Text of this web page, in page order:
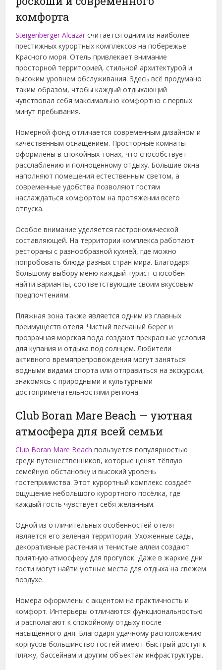
комфорта
Steigenberger Alcazar считается одним из наиболее
престижных курортных комплексов на побережье
Красного моря. Отель привлекает внимание
просторной территорией, стильной архитектурой и
высоким уровнем обслуживания. Здесь всё продумано
таким образом, чтобы каждый отдыхающий
чувствовал себя максимально комфортно с первых
минут пребывания.
Номерной фонд отличается современным дизайном и
качественным оснащением. Просторные комнаты
оформлены в спокойных тонах, что способствует
расслаблению и полноценному отдыху. Большие окна
наполняют помещения естественным светом, а
современные удобства позволяют гостям
наслаждаться комфортом на протяжении всего
отпуска.
Особое внимание уделяется гастрономической
составляющей. На территории комплекса работают
рестораны с разнообразной кухней, где можно
попробовать блюда разных стран мира. Благодаря
большому выбору меню каждый турист способен
найти варианты, соответствующие своим вкусовым
предпочтениям.
Пляжная зона также является одним из главных
преимуществ отеля. Чистый песчаный берег и
прозрачная морская вода создают прекрасные условия
для купания и отдыха под солнцем. Любители
активного времяпрепровождения могут заняться
водными видами спорта или отправиться на экскурсии,
знакомясь с природными и культурными
достопримечательностями региона.
Club Boran Mare Beach — уютная
атмосфера для всей семьи
Club Boran Mare Beach пользуется популярностью
среди путешественников, которые ценят тёплую
семейную обстановку и высокий уровень
гостеприимства. Этот курортный комплекс создаёт
ощущение небольшого курортного посёлка, где
каждый гость чувствует себя желанным.
Одной из отличительных особенностей отеля
является его зелёная территория. Ухоженные сады,
декоративные растения и тенистые аллеи создают
приятную атмосферу для прогулок. Даже в жаркие дни
гости могут найти уютные места для отдыха на свежем
воздухе.
Номера оформлены с акцентом на практичность и
комфорт. Интерьеры отличаются функциональностью
и располагают к спокойному отдыху после
насыщенного дня. Благодаря удачному расположению
корпусов большинство гостей имеют быстрый доступ к
пляжу, бассейнам и другим объектам инфраструктуры.